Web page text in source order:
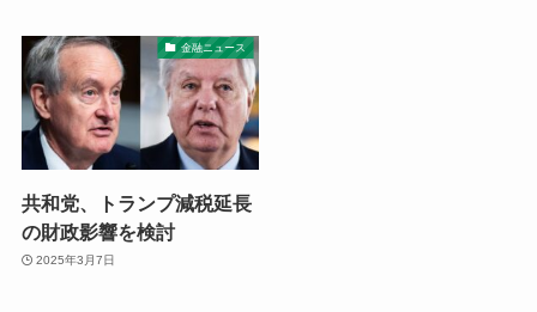
金融ニュース
共和党、トランプ減税延長
の財政影響を検討
2025年3月7日